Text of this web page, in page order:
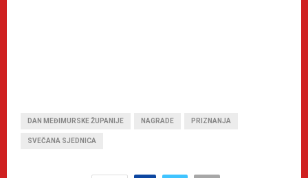
DAN MEĐIMURSKE ŽUPANIJE NAGRADE PRIZNANJA
SVEČANA SJEDNICA